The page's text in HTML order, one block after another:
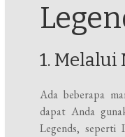
1. Melalui
Ada beberapa
dapat Anda
Legends, seperti